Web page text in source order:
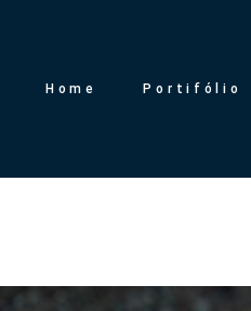
Home Portifólio